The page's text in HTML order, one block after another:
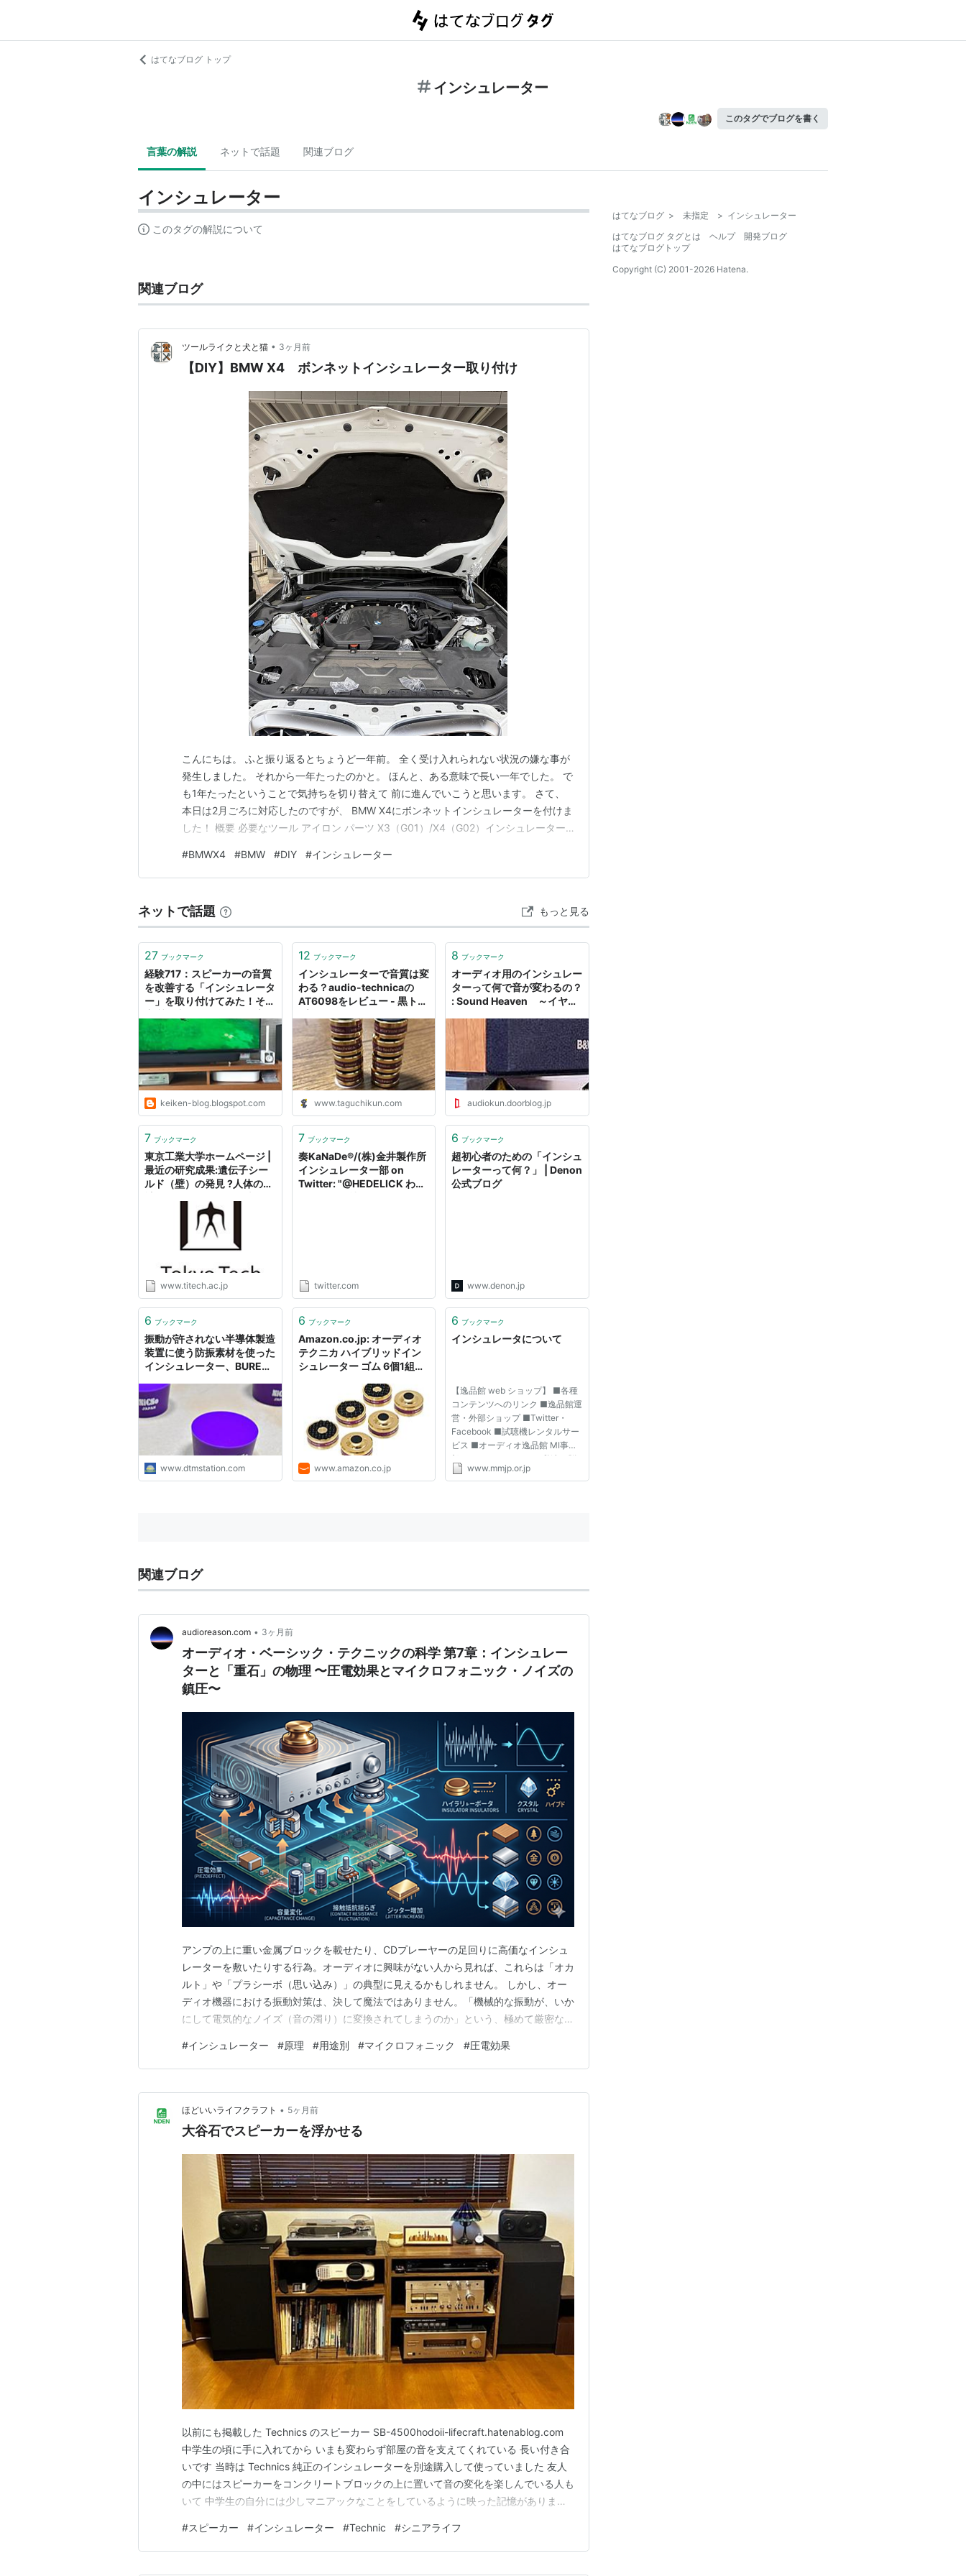
はてなブログ トップ
インシュレーター
このタグでブログを書く
言葉の解説 ネットで話題 関連ブログ
インシュレーター
このタグの解説について
関連ブログ
ツールライクと犬と猫 • 3ヶ月前
【DIY】BMW X4 ボンネットインシュレーター取り付け
こんにちは。 ふと振り返るとちょうど一年前。 全く受け入れられない状況の嫌な事が
発生しました。 それから一年たったのかと。 ほんと、ある意味で長い一年でした。 で
も1年たったということで気持ちを切り替えて 前に進んでいこうと思います。 さて、
本日は2月ごろに対応したのですが、 BMW X4にボンネットインシュレーターを付けま
した！ 概要 必要なツール アイロン パーツ X3（G01）/X4（G02）インシュレーター
識：低 一番必要な技術は「アイロン」です🤣 必要なツール アイロン リンク わが家の
アイロンはパ…
#BMWX4 #BMW #DIY #インシュレーター
ネットで話題 もっと見る
27 ブックマーク
経験717：スピーカーの音質
を改善する「インシュレータ
ー」を取り付けてみた！その
感もとても変わります！
keiken-blog.blogspot.com
12 ブックマーク
インシュレーターで音質は変
わる？audio-technicaの
AT6098をレビュー - 黒トイ
www.taguchikun.com
8 ブックマーク
オーディオ用のインシュレー
ターって何で音が変わるの？
: Sound Heaven ～イヤホ
audiokun.doorblog.jp
7 ブックマーク
東京工業大学ホームページ |
最近の研究成果:遺伝子シー
ルド（壁）の発見 ?人体の設
「インシュレーター」の実態
を解明? (/08/01/31)
www.titech.ac.jp
7 ブックマーク
奏KaNaDe®︎/(株)金井製作所
インシュレーター部 on
Twitter: "@HEDELICK わた
頂かなくて結構です。"
twitter.com
6 ブックマーク
超初心者のための「インシュ
レーターって何？」 | Denon
公式ブログ
www.denon.jp
6 ブックマーク
振動が許されない半導体製造
装置に使う防振素材を使った
インシュレーター、BUREEN
www.dtmstation.com
6 ブックマーク
Amazon.co.jp: オーディオ
テクニカ ハイブリッドイン
シュレーター ゴム 6個1組
www.amazon.co.jp
6 ブックマーク
インシュレータについて
【逸品館 web ショップ】 ■各種
コンテンツへのリンク ■逸品館運
営・外部ショップ ■Twitter・
Facebook ■試聴機レンタルサー
ビス ■オーディオ逸品館 MI事業
部 オフィシャルサイト 私達は脳
で音を聴いている。 普段は気に
www.mmjp.or.jp
関連ブログ
audioreason.com • 3ヶ月前
オーディオ・ベーシック・テクニックの科学 第7章：インシュレー
ターと「重石」の物理 〜圧電効果とマイクロフォニック・ノイズの
鎮圧〜
アンプの上に重い金属ブロックを載せたり、CDプレーヤーの足回りに高価なインシュ
レーターを敷いたりする行為。オーディオに興味がない人から見れば、これらは「オカ
ルト」や「プラシーボ（思い込み）」の典型に見えるかもしれません。 しかし、オー
ディオ機器における振動対策は、決して魔法ではありません。「機械的な振動が、いか
にして電気的なノイズ（音の濁り）に変換されてしまうのか」という、極めて厳密な物
劣化に直結するのか、そのブラックボックスを解き明かし、正しい振動対策のアプロー
チを解説します。 1. 振動はどのようにして「電気ノイ…
#インシュレーター #原理 #用途別 #マイクロフォニック #圧電効果
ほどいいライフクラフト • 5ヶ月前
大谷石でスピーカーを浮かせる
以前にも掲載した Technics のスピーカー SB-4500hodoii-lifecraft.hatenablog.com
中学生の頃に手に入れてから いまも変わらず部屋の音を支えてくれている 長い付き合
いです 当時は Technics 純正のインシュレーターを別途購入して使っていました 友人
の中にはスピーカーをコンクリートブロックの上に置いて音の変化を楽しんでいる人も
いて 中学生の自分には少しマニアックなことをしているように映った記憶があります
純正品もいつの間にか手放してしまいました 最近になって またスピ…
#スピーカー #インシュレーター #Technic #シニアライフ
はてなブログ > 未指定 > インシュレーター
はてなブログ タグとは
ヘルプ
開発ブログ
はてなブログトップ
Copyright (C) 2001-2026 Hatena.